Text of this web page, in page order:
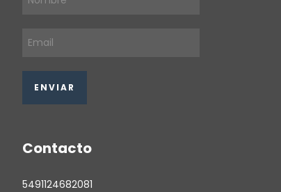
Contacto
5491124682081